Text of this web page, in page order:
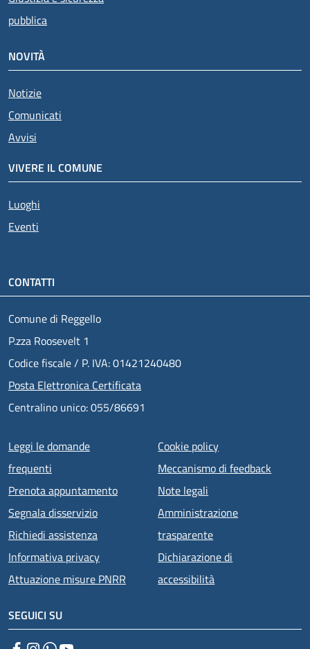
pubblica
NOVITÀ
Notizie
Comunicati
Avvisi
VIVERE IL COMUNE
Luoghi
Eventi
CONTATTI
Comune di Reggello
P.zza Roosevelt 1
Codice fiscale / P. IVA: 01421240480
Posta Elettronica Certificata
Centralino unico: 055/86691
Menu piè di pagina
Leggi le domande
frequenti
Prenota appuntamento
Segnala disservizio
Richiedi assistenza
Informativa privacy
Attuazione misure PNRR
Cookie policy
Meccanismo di feedback
Note legali
Amministrazione
trasparente
Dichiarazione di
accessibilità
SEGUICI SU